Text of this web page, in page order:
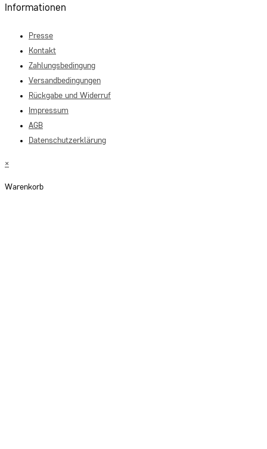
Informationen
Presse
Kontakt
Zahlungsbedingung
Versandbedingungen
Rückgabe und Widerruf
Impressum
AGB
Datenschutzerklärung
×
Warenkorb